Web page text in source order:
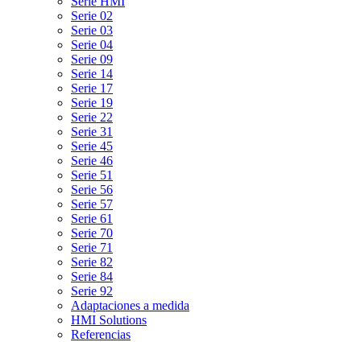
Serie 02
Serie 03
Serie 04
Serie 09
Serie 14
Serie 17
Serie 19
Serie 22
Serie 31
Serie 45
Serie 46
Serie 51
Serie 56
Serie 57
Serie 61
Serie 70
Serie 71
Serie 82
Serie 84
Serie 92
Adaptaciones a medida
HMI Solutions
Referencias